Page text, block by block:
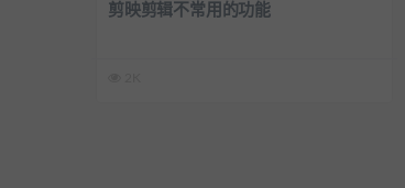
剪映剪辑不常用的功能